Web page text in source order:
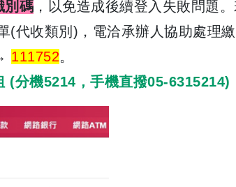
別碼 ，以免造成後續登入失敗問題。
(代收類別)， 電洽承辦人協助處理
111752。
(分機5214，手機直撥05-6315214)